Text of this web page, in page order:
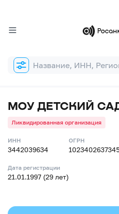
Форма
поиска
МОУ ДЕТСКИЙ
Ликвидированная организация
ИНН
3442039634
ОГРН
Дата регистрации
21.01.1997 (29 лет)